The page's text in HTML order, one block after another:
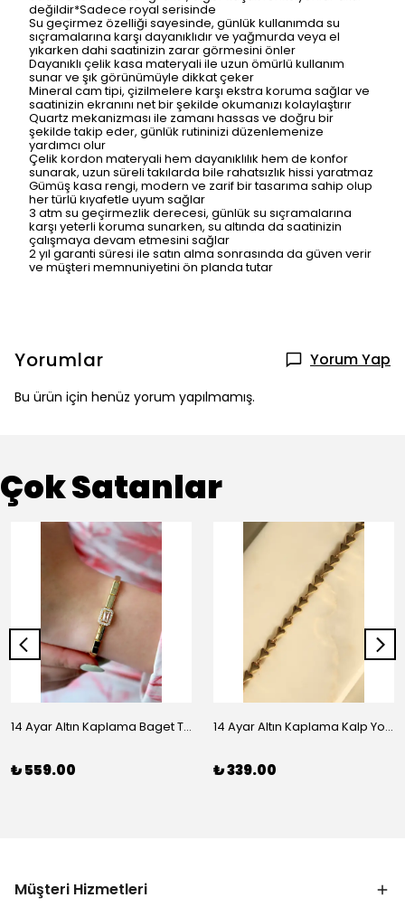
değildir*Sadece royal serisinde
Su geçirmez özelliği sayesinde, günlük kullanımda su
sıçramalarına karşı dayanıklıdır ve yağmurda veya el
yıkarken dahi saatinizin zarar görmesini önler
Dayanıklı çelik kasa materyali ile uzun ömürlü kullanım
sunar ve şık görünümüyle dikkat çeker
Mineral cam tipi, çizilmelere karşı ekstra koruma sağlar ve
saatinizin ekranını net bir şekilde okumanızı kolaylaştırır
Quartz mekanizması ile zamanı hassas ve doğru bir
şekilde takip eder, günlük rutininizi düzenlemenize
yardımcı olur
Çelik kordon materyali hem dayanıklılık hem de konfor
sunarak, uzun süreli takılarda bile rahatsızlık hissi yaratmaz
Gümüş kasa rengi, modern ve zarif bir tasarıma sahip olup
her türlü kıyafetle uyum sağlar
3 atm su geçirmezlik derecesi, günlük su sıçramalarına
karşı yeterli koruma sunarken, su altında da saatinizin
çalışmaya devam etmesini sağlar
2 yıl garanti süresi ile satın alma sonrasında da güven verir
ve müşteri memnuniyetini ön planda tutar
Yorumlar Yorum Yap
Bu ürün için henüz yorum yapılmamış.
Çok Satanlar
14 Ayar Altın Kaplama Baget Taşlı Vip Bileklik
₺ 559.00
14 Ayar Altın Kaplama Kalp Yolu Bileklik
₺ 339.00
Müşteri Hizmetleri